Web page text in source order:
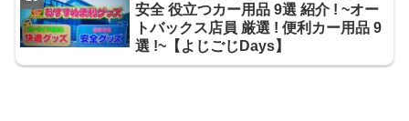
安全 役立つカー用品 9選 紹介 ! ~オー
トバックス店員 厳選 ! 便利カー用品 9
選 !~【よじごじDays】